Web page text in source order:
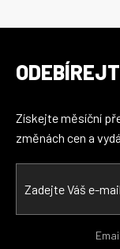
Získejte měsíční
změnách cen a